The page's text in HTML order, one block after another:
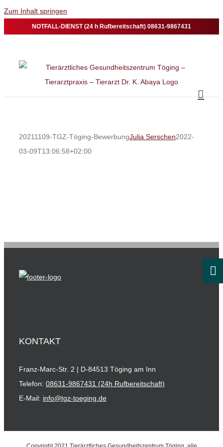
Zum Inhalt springen
NOTFALL-DIENST (24 h Rufbereitschaft) 08631-9867431
20211109-TGZ-Töging-BewerbungJulia Serschen2022-
03-09T13:06:58+02:00
KONTAKT
Franz-Marc-Str. 2 | D-84513 Töging am Inn
Telefon: 08631-9867431 (24h Rufbereitschaft)
E-Mail: info@tgz-toeging.de